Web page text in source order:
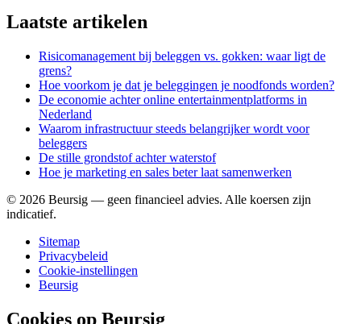
Laatste artikelen
Risicomanagement bij beleggen vs. gokken: waar ligt de
grens?
Hoe voorkom je dat je beleggingen je noodfonds worden?
De economie achter online entertainmentplatforms in
Nederland
Waarom infrastructuur steeds belangrijker wordt voor
beleggers
De stille grondstof achter waterstof
Hoe je marketing en sales beter laat samenwerken
© 2026 Beursig — geen financieel advies. Alle koersen zijn
indicatief.
Sitemap
Privacybeleid
Cookie-instellingen
Beursig
Cookies op Beursig